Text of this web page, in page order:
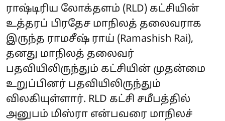
ராஷ்டிரிய லோக்தளம் (RLD) கட்சியின்
உத்தரப் பிரதேச மாநிலத் தலைவராக
இருந்த ராமசீஷ் ராய் (Ramashish Rai),
தனது மாநிலத் தலைவர்
பதவியிலிருந்தும் கட்சியின் முதன்மை
உறுப்பினர் பதவியிலிருந்தும்
விலகியுள்ளார். RLD கட்சி சமீபத்தில்
அனுபம் மிஸ்ரா என்பவரை மாநிலச்